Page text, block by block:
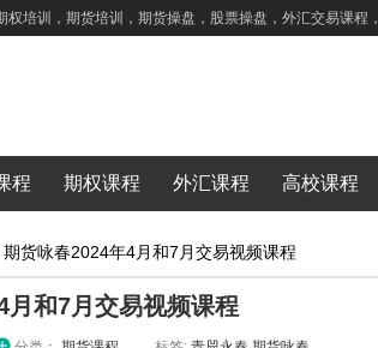
培训，期货培训，期货操盘，股票操盘，外汇交易课程，
程 期权课程 外汇课程 高校课程
货咏春2024年4月和7月交易视频课程
和7月交易视频课程